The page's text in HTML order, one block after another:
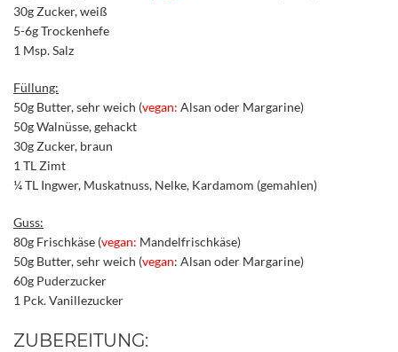
30g Zucker, weiß
5-6g Trockenhefe
1 Msp. Salz
Füllung:
50g Butter, sehr weich (vegan: Alsan oder Margarine)
50g Walnüsse, gehackt
30g Zucker, braun
1 TL Zimt
¼ TL Ingwer, Muskatnuss, Nelke, Kardamom (gemahlen)
Guss:
80g Frischkäse (vegan: Mandelfrischkäse)
50g Butter, sehr weich (vegan: Alsan oder Margarine)
60g Puderzucker
1 Pck. Vanillezucker
ZUBEREITUNG: